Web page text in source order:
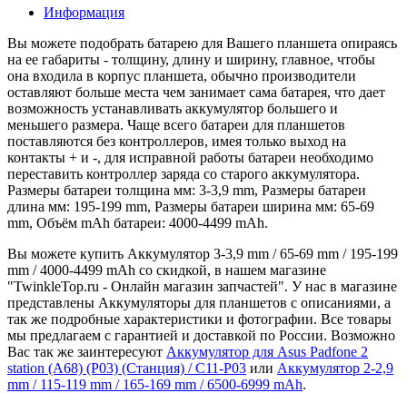
Информация
Вы можете подобрать батарею для Вашего планшета опираясь
на ее габариты - толщину, длину и ширину, главное, чтобы
она входила в корпус планшета, обычно производители
оставляют больше места чем занимает сама батарея, что дает
возможность устанавливать аккумулятор большего и
меньшего размера. Чаще всего батареи для планшетов
поставляются без контроллеров, имея только выход на
контакты + и -, для исправной работы батареи необходимо
переставить контроллер заряда со старого аккумулятора.
Размеры батареи толщина мм: 3-3,9 mm, Размеры батареи
длина мм: 195-199 mm, Размеры батареи ширина мм: 65-69
mm, Объём mAh батареи: 4000-4499 mAh.
Вы можете купить Аккумулятор 3-3,9 mm / 65-69 mm / 195-199
mm / 4000-4499 mAh со скидкой, в нашем магазине
"TwinkleTop.ru - Онлайн магазин запчастей". У нас в магазине
представлены Аккумуляторы для планшетов с описаниями, а
так же подробные характеристики и фотографии. Все товары
мы предлагаем с гарантией и доставкой по России. Возможно
Вас так же заинтересуют Аккумулятор для Asus Padfone 2
station (A68) (P03) (Станция) / C11-P03 или Аккумулятор 2-2,9
mm / 115-119 mm / 165-169 mm / 6500-6999 mAh.